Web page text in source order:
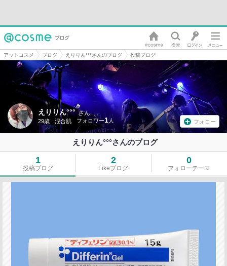
アットコスメ ブログ えりりん°°°さんのブログ 投稿ブログ
えりりん°°° さん
29歳 混合肌 1 フォロー
えりりん°°°さんのブログ
1
投稿ブログ
2
Likeブログ
0
フォローテーマ